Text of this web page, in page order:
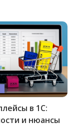
в 1С:
и нюансы